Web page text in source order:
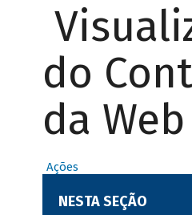
do
da Web
Ações
NESTA SEÇÃO